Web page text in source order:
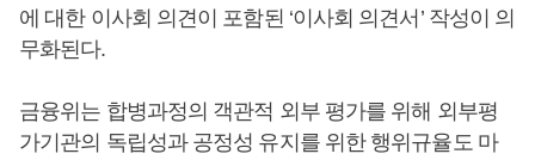
에 대한 이사회 의견이 포함된 ‘이사회 의견서’ 작성이 의
무화된다.
금융위는 합병과정의 객관적 외부 평가를 위해 외부평
가기관의 독립성과 공정성 유지를 위한 행위규율도 마